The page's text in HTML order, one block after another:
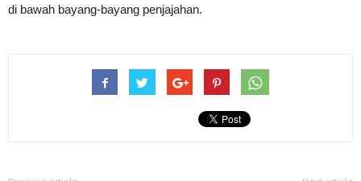
di bawah bayang-bayang penjajahan.